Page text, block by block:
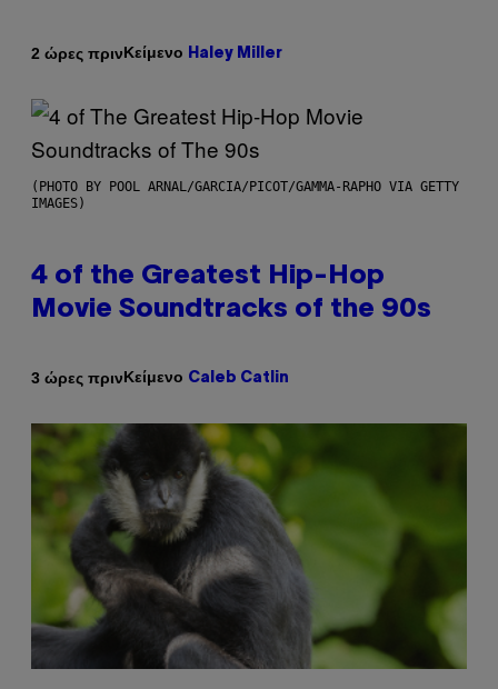
2 ώρες πρινΚείμενο Haley Miller
(PHOTO BY POOL ARNAL/GARCIA/PICOT/GAMMA-RAPHO VIA GETTY
IMAGES)
4 of the Greatest Hip-Hop
Movie Soundtracks of the 90s
3 ώρες πρινΚείμενο Caleb Catlin